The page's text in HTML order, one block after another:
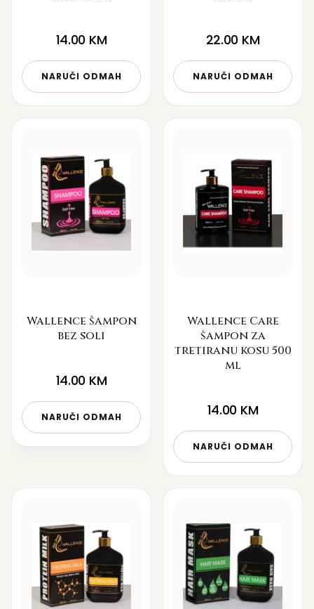
14.00 KM
NARUČI ODMAH
22.00 KM
NARUČI ODMAH
Wallence šampon
bez soli
14.00 KM
NARUČI ODMAH
Wallence Care
šampon za
tretiranu kosu 500
ml
14.00 KM
NARUČI ODMAH